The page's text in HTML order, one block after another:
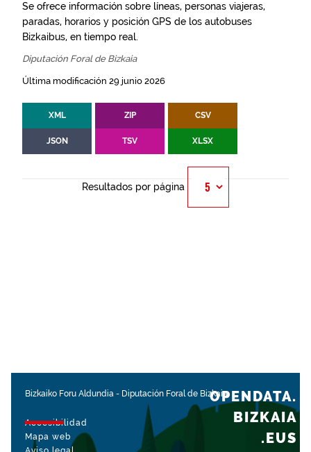
Se ofrece información sobre líneas, personas viajeras,
paradas, horarios y posición GPS de los autobuses
Bizkaibus, en tiempo real.
Diputación Foral de Bizkaia
Última modificación 29 junio 2026
XML ZIP CSV
JSON TSV XLSX
Resultados por página
Bizkaiko Foru Aldundia - Diputación Foral de Bizkaia
Accesibilidad
Mapa web
OPENDATA.
BIZKAIA
.EUS